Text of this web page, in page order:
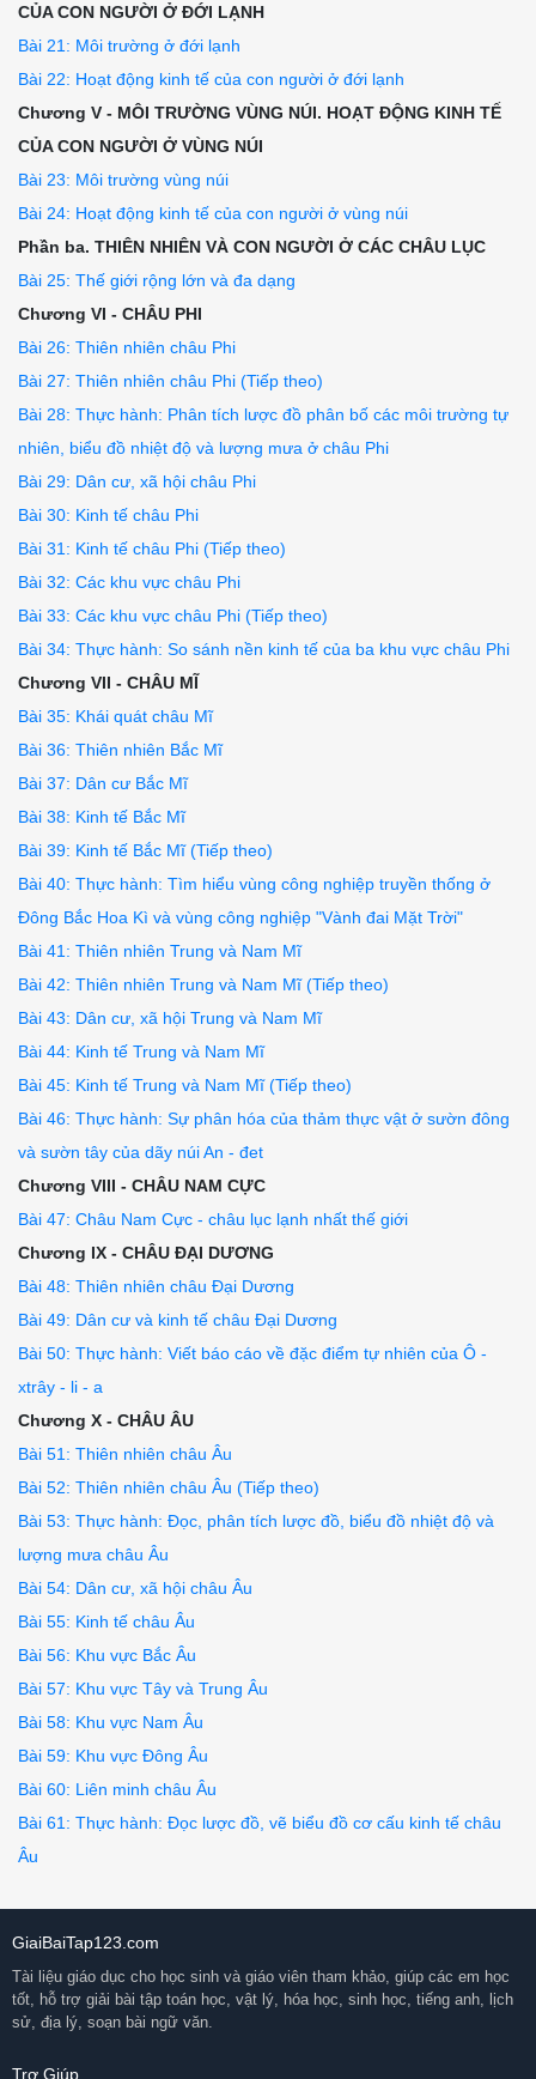
CỦA CON NGƯỜI Ở ĐỚI LẠNH
Bài 21: Môi trường ở đới lạnh
Bài 22: Hoạt động kinh tế của con người ở đới lạnh
Chương V - MÔI TRƯỜNG VÙNG NÚI. HOẠT ĐỘNG KINH TẾ
CỦA CON NGƯỜI Ở VÙNG NÚI
Bài 23: Môi trường vùng núi
Bài 24: Hoạt động kinh tế của con người ở vùng núi
Phần ba. THIÊN NHIÊN VÀ CON NGƯỜI Ở CÁC CHÂU LỤC
Bài 25: Thế giới rộng lớn và đa dạng
Chương VI - CHÂU PHI
Bài 26: Thiên nhiên châu Phi
Bài 27: Thiên nhiên châu Phi (Tiếp theo)
Bài 28: Thực hành: Phân tích lược đồ phân bố các môi trường tự
nhiên, biểu đồ nhiệt độ và lượng mưa ở châu Phi
Bài 29: Dân cư, xã hội châu Phi
Bài 30: Kinh tế châu Phi
Bài 31: Kinh tế châu Phi (Tiếp theo)
Bài 32: Các khu vực châu Phi
Bài 33: Các khu vực châu Phi (Tiếp theo)
Bài 34: Thực hành: So sánh nền kinh tế của ba khu vực châu Phi
Chương VII - CHÂU MĨ
Bài 35: Khái quát châu Mĩ
Bài 36: Thiên nhiên Bắc Mĩ
Bài 37: Dân cư Bắc Mĩ
Bài 38: Kinh tế Bắc Mĩ
Bài 39: Kinh tế Bắc Mĩ (Tiếp theo)
Bài 40: Thực hành: Tìm hiểu vùng công nghiệp truyền thống ở
Đông Bắc Hoa Kì và vùng công nghiệp "Vành đai Mặt Trời"
Bài 41: Thiên nhiên Trung và Nam Mĩ
Bài 42: Thiên nhiên Trung và Nam Mĩ (Tiếp theo)
Bài 43: Dân cư, xã hội Trung và Nam Mĩ
Bài 44: Kinh tế Trung và Nam Mĩ
Bài 45: Kinh tế Trung và Nam Mĩ (Tiếp theo)
Bài 46: Thực hành: Sự phân hóa của thảm thực vật ở sườn đông
và sườn tây của dãy núi An - đet
Chương VIII - CHÂU NAM CỰC
Bài 47: Châu Nam Cực - châu lục lạnh nhất thế giới
Chương IX - CHÂU ĐẠI DƯƠNG
Bài 48: Thiên nhiên châu Đại Dương
Bài 49: Dân cư và kinh tế châu Đại Dương
Bài 50: Thực hành: Viết báo cáo về đặc điểm tự nhiên của Ô -
xtrây - li - a
Chương X - CHÂU ÂU
Bài 51: Thiên nhiên châu Âu
Bài 52: Thiên nhiên châu Âu (Tiếp theo)
Bài 53: Thực hành: Đọc, phân tích lược đồ, biểu đồ nhiệt độ và
lượng mưa châu Âu
Bài 54: Dân cư, xã hội châu Âu
Bài 55: Kinh tế châu Âu
Bài 56: Khu vực Bắc Âu
Bài 57: Khu vực Tây và Trung Âu
Bài 58: Khu vực Nam Âu
Bài 59: Khu vực Đông Âu
Bài 60: Liên minh châu Âu
Bài 61: Thực hành: Đọc lược đồ, vẽ biểu đồ cơ cấu kinh tế châu
Âu
GiaiBaiTap123.com
Tài liệu giáo dục cho học sinh và giáo viên tham khảo, giúp các em học
tốt, hỗ trợ giải bài tập toán học, vật lý, hóa học, sinh học, tiếng anh, lịch
sử, địa lý, soạn bài ngữ văn.
Trợ Giúp